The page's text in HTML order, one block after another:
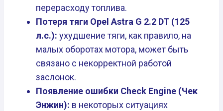
перерасходу топлива.
Потеря тяги Opel Astra G 2.2 DT (125
л.с.): ухудшение тяги, как правило, на
малых оборотах мотора, может быть
связано с некорректной работой
заслонок.
Появление ошибки Check Engine (Чек
Энжин): в некоторых ситуациях